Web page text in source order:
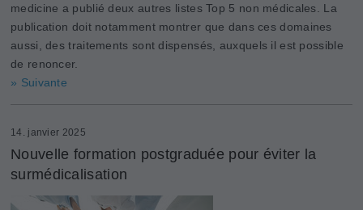
medicine a publié deux autres listes Top 5 non médicales. La
publication doit notamment montrer que dans ces domaines
aussi, des traitements sont dispensés, auxquels il est possible
de renoncer.
» Suivante
14. janvier 2025
Nouvelle formation postgraduée pour éviter la
surmédicalisation